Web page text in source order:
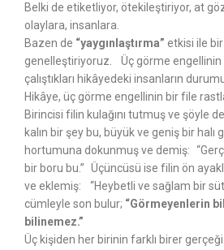
Belki de etiketliyor, ötekileştiriyor, at
olaylara, insanlara.
Bazen de “yaygınlaştırma” etkisi ile
genelleştiriyoruz. Üç görme
çalıştıkları hikâyedeki insanların
Hikâye, üç görme engellinin bir file
Birincisi filin kulağını tutmuş ve şöyle
kalın bir şey bu, büyük ve geniş bir halı
hortumuna dokunmuş ve demiş:
bir boru bu.” Üçüncüsü ise filin ön
ve eklemiş: “Heybetli ve sağlam bir
cümleyle son bulur; “Görmeyenlerin
bilinemez.”
Üç kişiden her birinin farklı birer gerçeği